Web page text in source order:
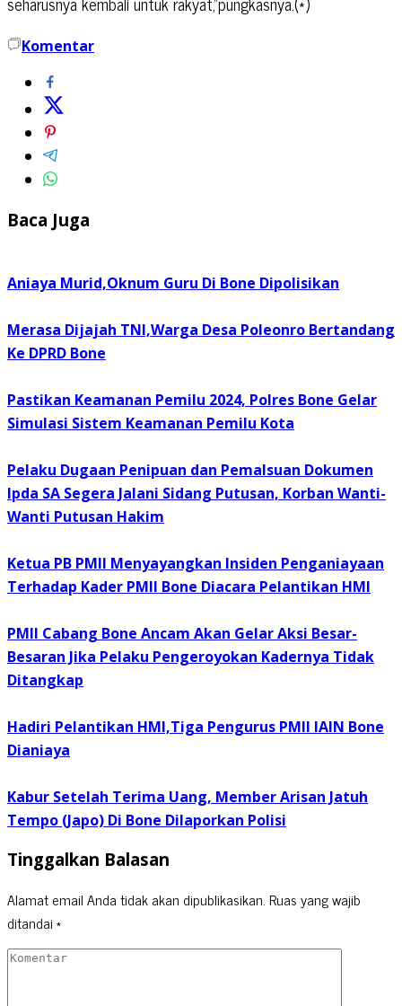
Komentar
Baca Juga
Aniaya Murid,Oknum Guru Di Bone Dipolisikan
Merasa Dijajah TNI,Warga Desa Poleonro Bertandang
Ke DPRD Bone
Pastikan Keamanan Pemilu 2024, Polres Bone Gelar
Simulasi Sistem Keamanan Pemilu Kota
Pelaku Dugaan Penipuan dan Pemalsuan Dokumen
Ipda SA Segera Jalani Sidang Putusan, Korban Wanti-
Wanti Putusan Hakim
Ketua PB PMII Menyayangkan Insiden Penganiayaan
Terhadap Kader PMII Bone Diacara Pelantikan HMI
PMII Cabang Bone Ancam Akan Gelar Aksi Besar-
Besaran Jika Pelaku Pengeroyokan Kadernya Tidak
Ditangkap
Hadiri Pelantikan HMI,Tiga Pengurus PMII IAIN Bone
Dianiaya
Kabur Setelah Terima Uang, Member Arisan Jatuh
Tempo (Japo) Di Bone Dilaporkan Polisi
Tinggalkan Balasan
Alamat email Anda tidak akan dipublikasikan.Ruas yang wajib
ditandai*